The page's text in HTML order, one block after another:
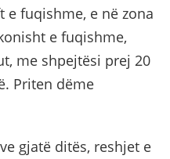
fuqishme, e në zona
e fuqishme,
me shpejtësi prej 20
Priten dëme
gjatë ditës, reshjet e